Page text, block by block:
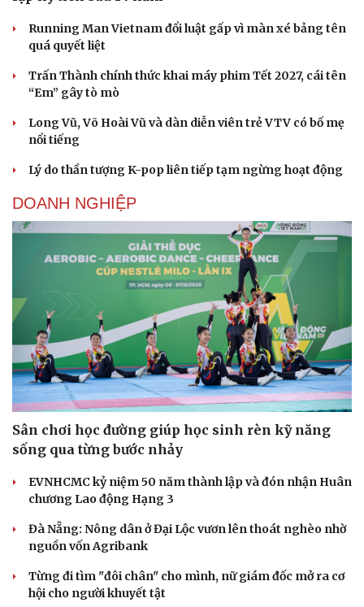
Running Man Vietnam đổi luật gấp vì màn xé bảng tên
quá quyết liệt
Trấn Thành chính thức khai máy phim Tết 2027, cái tên
“Em” gây tò mò
Long Vũ, Võ Hoài Vũ và dàn diễn viên trẻ VTV có bố mẹ
nổi tiếng
Lý do thần tượng K-pop liên tiếp tạm ngừng hoạt động
DOANH NGHIỆP
Sân chơi học đường giúp học sinh rèn kỹ năng
sống qua từng bước nhảy
EVNHCMC kỷ niệm 50 năm thành lập và đón nhận Huân
chương Lao động Hạng 3
Đà Nẵng: Nông dân ở Đại Lộc vươn lên thoát nghèo nhờ
nguồn vốn Agribank
Từng đi tìm "đôi chân" cho mình, nữ giám đốc mở ra cơ
hội cho người khuyết tật